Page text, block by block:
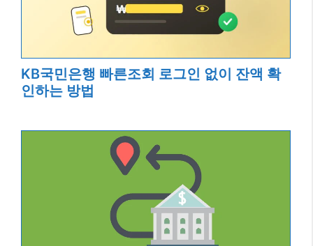
KB국민은행 빠른조회 로그인 없이 잔액 확
인하는 방법